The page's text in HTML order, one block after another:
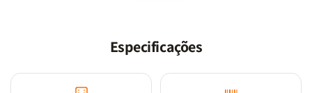
Especificações